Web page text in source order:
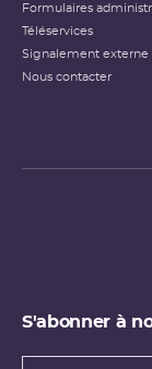
Formulaires
Téléservices
Signalement externe
Nous contacter
S'abonner à
Types de